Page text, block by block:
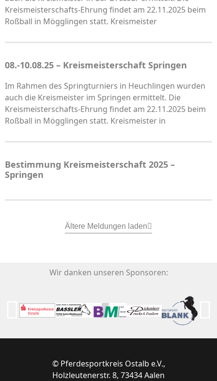
Kreismeisterschafts-Ehrung findet am 22.11.2025 beim
Roßball in Mögglingen statt. Kreismeister
08.-10.08.25 – Kreismeisterschaft Springen
Im Rahmen des Springturniers in Heuchlingen wurden
auch die Kreismeister im Springen ermittelt. Die
Kreismeisterschafts-Ehrung findet am 22.11.2025 beim
Roßball in Mögglingen statt. Kreismeister in
Bestimmung Kreismeisterschaft 2025 –
Springen
Ältere Meldungen laden
Wir danken unseren Sponsoren:
© Pferdesportkreis Ostalb e.V.,
Holzleutenerstr. 8, 73434 Aalen